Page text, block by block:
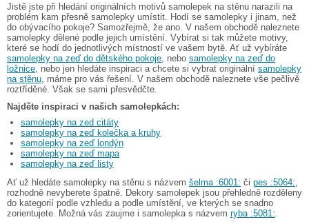
Jistě jste při hledání originálních motivů samolepek na stěnu narazili na
problém kam přesně samolepky umístit. Hodí se samolepky i jinam, než
do obývacího pokoje? Samozřejmě, že ano. V našem obchodě naleznete
samolepky dělené podle jejich umístění. Vybírat si tak můžete motivy,
které se hodí do jednotlivých místností ve vašem bytě. Ať už vybíráte
samolepky na zeď do dětského pokoje , nebo samolepky na zeď do
ložnice , nebo jen hledáte inspiraci a chcete si vybrat originální samolepky
na stěnu , máme pro vás řešení. V našem obchodě naleznete vše pečlivě
roztříděné. Však se sami přesvědčte.
Najděte inspiraci v našich samolepkách:
samolepky na zed citáty
samolepky na zeď kolečka a kruhy
samolepky na zeď londýn
samolepky na zeď mapa
samolepky na zeď listy
Ať už hledáte samolepky na stěnu s názvem šelma :6001: či pes :5064:
rozhodně nevyberete špatně. Dekory samolepek jsou přehledně rozděleny
do kategorií podle vzhledu a podle umístění, ve kterých se snadno
zorientujete. Možná vás zaujme i samolepka s názvem ryba :5081: